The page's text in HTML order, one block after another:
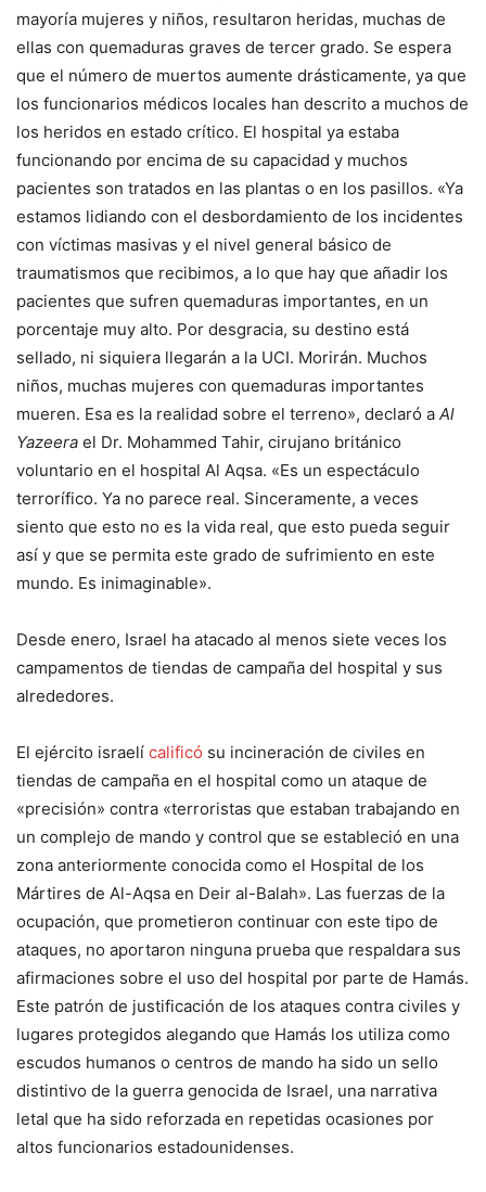
mayoría mujeres y niños, resultaron heridas, muchas de
ellas con quemaduras graves de tercer grado. Se espera
que el número de muertos aumente drásticamente, ya que
los funcionarios médicos locales han descrito a muchos de
los heridos en estado crítico. El hospital ya estaba
funcionando por encima de su capacidad y muchos
pacientes son tratados en las plantas o en los pasillos. «Ya
estamos lidiando con el desbordamiento de los incidentes
con víctimas masivas y el nivel general básico de
traumatismos que recibimos, a lo que hay que añadir los
pacientes que sufren quemaduras importantes, en un
porcentaje muy alto. Por desgracia, su destino está
sellado, ni siquiera llegarán a la UCI. Morirán. Muchos
niños, muchas mujeres con quemaduras importantes
mueren. Esa es la realidad sobre el terreno», declaró a Al
Yazeera el Dr. Mohammed Tahir, cirujano británico
voluntario en el hospital Al Aqsa. «Es un espectáculo
terrorífico. Ya no parece real. Sinceramente, a veces
siento que esto no es la vida real, que esto pueda seguir
así y que se permita este grado de sufrimiento en este
mundo. Es inimaginable».
Desde enero, Israel ha atacado al menos siete veces los
campamentos de tiendas de campaña del hospital y sus
alrededores.
El ejército israelí calificó su incineración de civiles en
tiendas de campaña en el hospital como un ataque de
«precisión» contra «terroristas que estaban trabajando en
un complejo de mando y control que se estableció en una
zona anteriormente conocida como el Hospital de los
Mártires de Al-Aqsa en Deir al-Balah». Las fuerzas de la
ocupación, que prometieron continuar con este tipo de
ataques, no aportaron ninguna prueba que respaldara sus
afirmaciones sobre el uso del hospital por parte de Hamás.
Este patrón de justificación de los ataques contra civiles y
lugares protegidos alegando que Hamás los utiliza como
escudos humanos o centros de mando ha sido un sello
distintivo de la guerra genocida de Israel, una narrativa
letal que ha sido reforzada en repetidas ocasiones por
altos funcionarios estadounidenses.